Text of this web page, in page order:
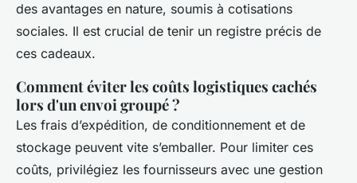
des avantages en nature, soumis à cotisations
sociales. Il est crucial de tenir un registre précis de
ces cadeaux.
Comment éviter les coûts logistiques cachés
lors d'un envoi groupé ?
Les frais d’expédition, de conditionnement et de
stockage peuvent vite s’emballer. Pour limiter ces
coûts, privilégiez les fournisseurs avec une gestion